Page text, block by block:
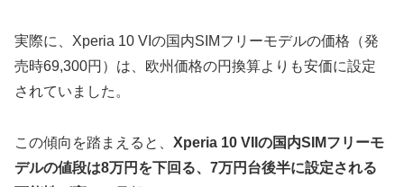
実際に、Xperia 10 VIの国内SIMフリーモデルの価格（発
売時69,300円）は、欧州価格の円換算よりも安価に設定
されていました。
この傾向を踏まえると、 Xperia 10 VIIの国内SIMフリーモ
デルの値段は8万円を下回る、7万円台後半に設定される